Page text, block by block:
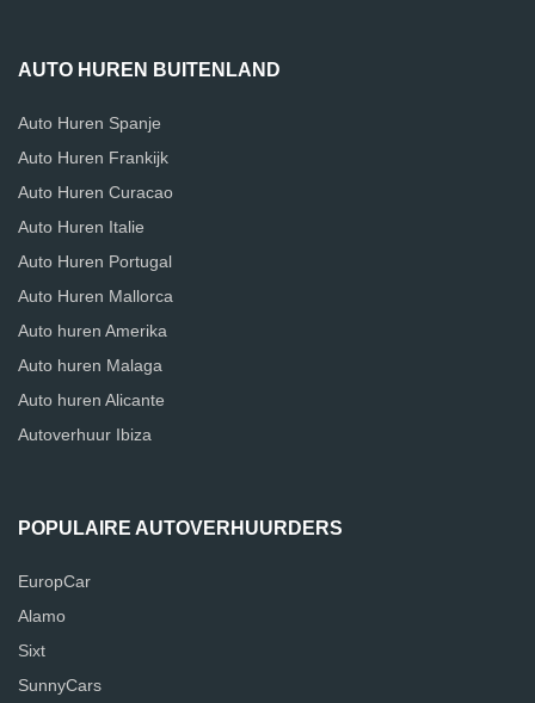
AUTO HUREN BUITENLAND
Auto Huren Spanje
Auto Huren Frankijk
Auto Huren Curacao
Auto Huren Italie
Auto Huren Portugal
Auto Huren Mallorca
Auto huren Amerika
Auto huren Malaga
Auto huren Alicante
Autoverhuur Ibiza
POPULAIRE AUTOVERHUURDERS
EuropCar
Alamo
Sixt
SunnyCars